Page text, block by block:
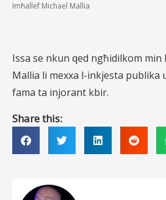
Imħallef Michael Mallia
Issa se nkun qed ngħidilkom
Mallia li mexxa l-inkjesta publika
fama ta injorant kbir.
Share this: